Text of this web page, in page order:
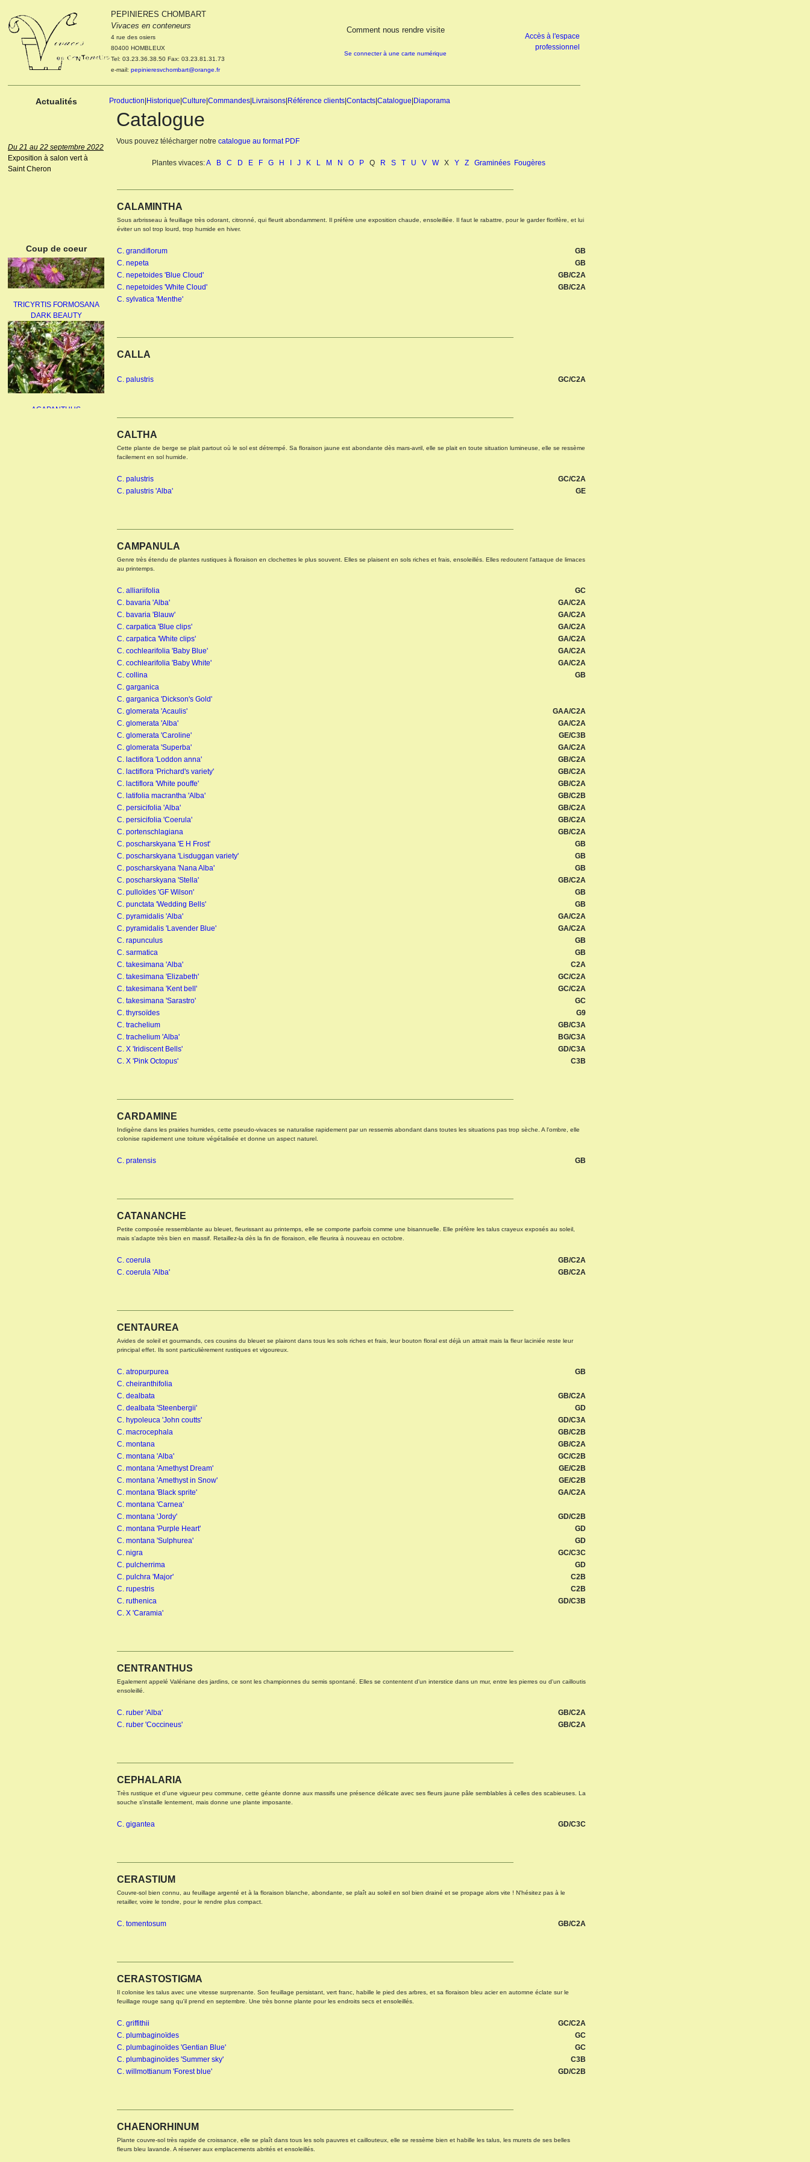
PEPINIERES CHOMBART
Vivaces en conteneurs
4 rue des osiers
80400 HOMBLEUX
Tel: 03.23.36.38.50 Fax: 03.23.81.31.73
e-mail: pepinieresvchombart@orange.fr
Comment nous rendre visite
Se connecter à une carte numérique
Accès à l'espace
professionnel
Actualités Production Historique Culture Commandes Livraisons Référence clients Contacts Catalogue Diaporama
Portes ouvertes de la
pépinière : Visite des
cultures, découverte des
nouveautés. Le rendez-vous
des passionnés Le mardi 04
octobre 2022. Le mercredi 05
Exposition à salon vert à
Saint Cheron
Coup de coeur
DARK BEAUTY
UMBELLATUS ALBUS
Catalogue
Vous pouvez télécharger notre catalogue au format PDF
Plantes vivaces:A B C D E F G H J K L M N O PQ R S T U V WX Y Z GraminéesFougères
CALAMINTHA
Sous arbrisseau à feuillage très odorant, citronné, qui fleurit abondamment. Il préfère une exposition chaude, ensoleillée. Il faut le rabattre, pour le garder florifère, et lui
éviter un sol trop lourd, trop humide en hiver.
C. grandiflorum
GB
C. nepeta
GB
C. nepetoides 'Blue Cloud'
GB/C2A
C. nepetoides 'White Cloud'
GB/C2A
C. sylvatica 'Menthe'
CALLA
C. palustris GC/C2A
CALTHA
Cette plante de berge se plait partout où le sol est détrempé. Sa floraison jaune est abondante dès mars-avril, elle se plait en toute situation lumineuse, elle se ressème
facilement en sol humide.
C. palustris
GC/C2A
C. palustris 'Alba'
GE
CAMPANULA
Genre très étendu de plantes rustiques à floraison en clochettes le plus souvent. Elles se plaisent en sols riches et frais, ensoleillés. Elles redoutent l'attaque de limaces
au printemps.
C. alliariifolia
GC
C. bavaria 'Alba'
GA/C2A
C. bavaria 'Blauw'
GA/C2A
C. carpatica 'Blue clips'
GA/C2A
C. carpatica 'White clips'
GA/C2A
C. cochlearifolia 'Baby Blue'
GA/C2A
C. cochlearifolia 'Baby White'
GA/C2A
C. collina
GB
C. garganica
C. garganica 'Dickson's Gold'
C. glomerata 'Acaulis'
GAA/C2A
C. glomerata 'Alba'
GA/C2A
C. glomerata 'Caroline'
GE/C3B
C. glomerata 'Superba'
GA/C2A
C. lactiflora 'Loddon anna'
GB/C2A
C. lactiflora 'Prichard's variety'
GB/C2A
C. lactiflora 'White pouffe'
GB/C2A
C. latifolia macrantha 'Alba'
GB/C2B
C. persicifolia 'Alba'
GB/C2A
C. persicifolia 'Coerula'
GB/C2A
C. portenschlagiana
GB/C2A
C. poscharskyana 'E H Frost'
GB
C. poscharskyana 'Lisduggan variety'
GB
C. poscharskyana 'Nana Alba'
GB
C. poscharskyana 'Stella'
GB/C2A
C. pulloïdes 'GF Wilson'
GB
C. punctata 'Wedding Bells'
GB
C. pyramidalis 'Alba'
GA/C2A
C. pyramidalis 'Lavender Blue'
GA/C2A
C. rapunculus
GB
C. sarmatica
GB
C. takesimana 'Alba'
C2A
C. takesimana 'Elizabeth'
GC/C2A
C. takesimana 'Kent bell'
GC/C2A
C. takesimana 'Sarastro'
GC
C. thyrsoïdes
G9
C. trachelium
GB/C3A
C. trachelium 'Alba'
BG/C3A
C. X 'Iridiscent Bells'
GD/C3A
C. X 'Pink Octopus'
C3B
CARDAMINE
Indigène dans les prairies humides, cette pseudo-vivaces se naturalise rapidement par un ressemis abondant dans toutes les situations pas trop sèche. A l'ombre, elle
colonise rapidement une toiture végétalisée et donne un aspect naturel.
C. pratensis GB
CATANANCHE
Petite composée ressemblante au bleuet, fleurissant au printemps, elle se comporte parfois comme une bisannuelle. Elle préfère les talus crayeux exposés au soleil,
mais s'adapte très bien en massif. Retaillez-la dès la fin de floraison, elle fleurira à nouveau en octobre.
C. coerula
GB/C2A
C. coerula 'Alba'
GB/C2A
CENTAUREA
Avides de soleil et gourmands, ces cousins du bleuet se plairont dans tous les sols riches et frais, leur bouton floral est déjà un attrait mais la fleur laciniée reste leur
principal effet. Ils sont particulièrement rustiques et vigoureux.
C. atropurpurea
GB
C. cheiranthifolia
C. dealbata
GB/C2A
C. dealbata 'Steenbergii'
GD
C. hypoleuca 'John coutts'
GD/C3A
C. macrocephala
GB/C2B
C. montana
GB/C2A
C. montana 'Alba'
GC/C2B
C. montana 'Amethyst Dream'
GE/C2B
C. montana 'Amethyst in Snow'
GE/C2B
C. montana 'Black sprite'
GA/C2A
C. montana 'Carnea'
C. montana 'Jordy'
GD/C2B
C. montana 'Purple Heart'
GD
C. montana 'Sulphurea'
GD
C. nigra
GC/C3C
C. pulcherrima
GD
C. pulchra 'Major'
C2B
C. rupestris
C2B
C. ruthenica
GD/C3B
C. X 'Caramia'
CENTRANTHUS
Egalement appelé Valériane des jardins, ce sont les championnes du semis spontané. Elles se contentent d'un interstice dans un mur, entre les pierres ou d'un cailloutis
ensoleillé.
C. ruber 'Alba'
GB/C2A
C. ruber 'Coccineus'
GB/C2A
CEPHALARIA
Très rustique et d'une vigueur peu commune, cette géante donne aux massifs une présence délicate avec ses fleurs jaune pâle semblables à celles des scabieuses. La
souche s'installe lentement, mais donne une plante imposante.
C. gigantea GD/C3C
CERASTIUM
Couvre-sol bien connu, au feuillage argenté et à la floraison blanche, abondante, se plaît au soleil en sol bien drainé et se propage alors vite ! N'hésitez pas à le
retailler, voire le tondre, pour le rendre plus compact.
C. tomentosum GB/C2A
CERASTOSTIGMA
Il colonise les talus avec une vitesse surprenante. Son feuillage persistant, vert franc, habille le pied des arbres, et sa floraison bleu acier en automne éclate sur le
feuillage rouge sang qu'il prend en septembre. Une très bonne plante pour les endroits secs et ensoleillés.
C. griffithii
GC/C2A
C. plumbaginoïdes
GC
C. plumbaginoïdes 'Gentian Blue'
GC
C. plumbaginoïdes 'Summer sky'
C3B
C. willmottianum 'Forest blue'
GD/C2B
CHAENORHINUM
Plante couvre-sol très rapide de croissance, elle se plaît dans tous les sols pauvres et caillouteux, elle se ressème bien et habille les talus, les murets de ses belles
fleurs bleu lavande. A réserver aux emplacements abrités et ensoleillés.